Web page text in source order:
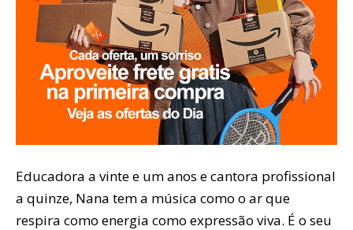
Educadora a vinte e um anos e cantora profissional
a quinze, Nana tem a música como o ar que
respira como energia como expressão viva. É o seu